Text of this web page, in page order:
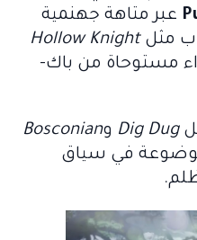
عبر متاهة جهنمية
مثلHollow Knight
مستوحاة من باك-
Dig Dug وBosconian
في سياق